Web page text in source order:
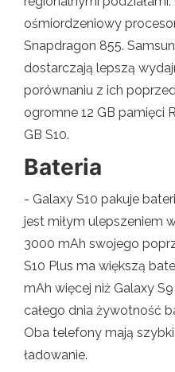
ośmiordzeniowy
Snapdragon 855.
dostarczają lepszą
porównaniu z ich
ogromne 12 GB pamięci
GB S10.
Bateria
- Galaxy S10 pakuje
jest miłym ulepszeniem
3000 mAh swojego
S10 Plus ma większą
mAh więcej niż Galaxy
całego dnia żywotność
Oba telefony mają
ładowanie.